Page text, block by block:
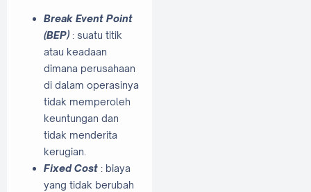
Break Event Point
(BEP): suatu titik
atau keadaan
dimana perusahaan
di dalam operasinya
tidak memperoleh
keuntungan dan
tidak menderita
kerugian.
Fixed Cost : biaya
yang tidak berubah